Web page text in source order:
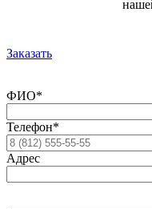
Заказать
ФИО*
Телефон*
Адрес